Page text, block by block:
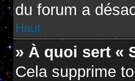
du forum a
Haut
» À quoi sert «
Cela supprime